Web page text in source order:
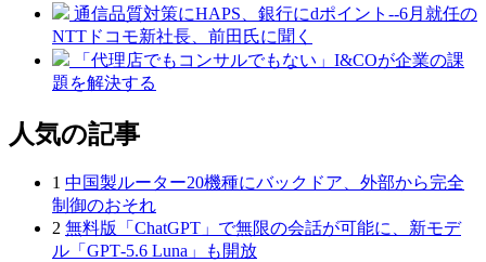
通信品質対策にHAPS、銀行にdポイント--6月就任の
NTTドコモ新社長、前田氏に聞く
「代理店でもコンサルでもない」I&COが企業の課
題を解決する
人気の記事
1 中国製ルーター20機種にバックドア、外部から完全
制御のおそれ
2 無料版「ChatGPT」で無限の会話が可能に、新モデ
ル「GPT‑5.6 Luna」も開放